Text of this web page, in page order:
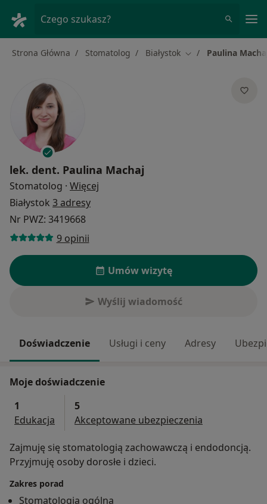
Czego szukasz?
Strona Główna Stomatolog Białystok Zmień miasto
Paulina
lek. dent. Paulina Machaj
Stomatolog · Więcej
Białystok 3 adresy
Nr PWZ: 3419668
9 opinii
Umów wizytę
Wyślij wiadomość
Doświadczenie Usługi i ceny Adresy
Moje doświadczenie
1
Edukacja
5
Akceptowane ubezpieczenia
Zajmuję się stomatologią zachowawczą i endodoncją.
Przyjmuję osoby dorosłe i dzieci.
Zakres porad
Stomatologia ogólna